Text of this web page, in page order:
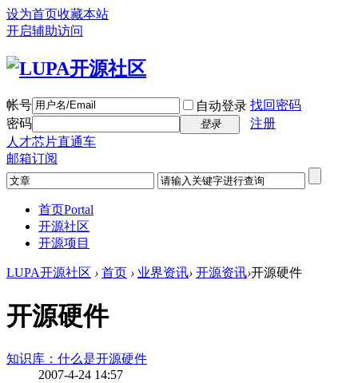
设为首页收藏本站
开启辅助访问
帐号 自动登录 找回密码
密码
登录
注册
人才芯片直通车
邮箱订阅
首页Portal
开源社区
开源项目
LUPA开源社区 › 首页 › 业界资讯› 开源资讯›开源硬件
开源硬件
知识库：什么是开源硬件
2007-4-24 14:57